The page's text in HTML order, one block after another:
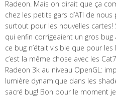
Radeon. Mais on dirait que ça
chez les petits gars d’ATI de
surtout pour les nouvelles cartes!
qui enfin corrigeaient un gros
ce bug n’était visible que pour
c’est la même chose avec les
Radeon 3k au niveau OpenGL:
lumière dynamique dans les
sacré bug! Bon pour le moment